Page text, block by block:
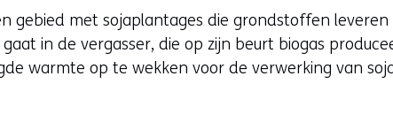
gebied met sojaplantages die grondstoffen leveren
in de vergasser, die op zijn beurt biogas
warmte op te wekken voor de verwerking van